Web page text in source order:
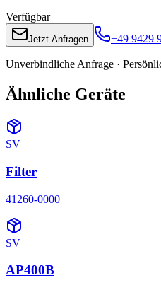
Verfügbar
Jetzt Anfragen +49 9429
Unverbindliche Anfrage ·
Ähnliche Geräte
SV
Filter
41260-0000
SV
AP400B